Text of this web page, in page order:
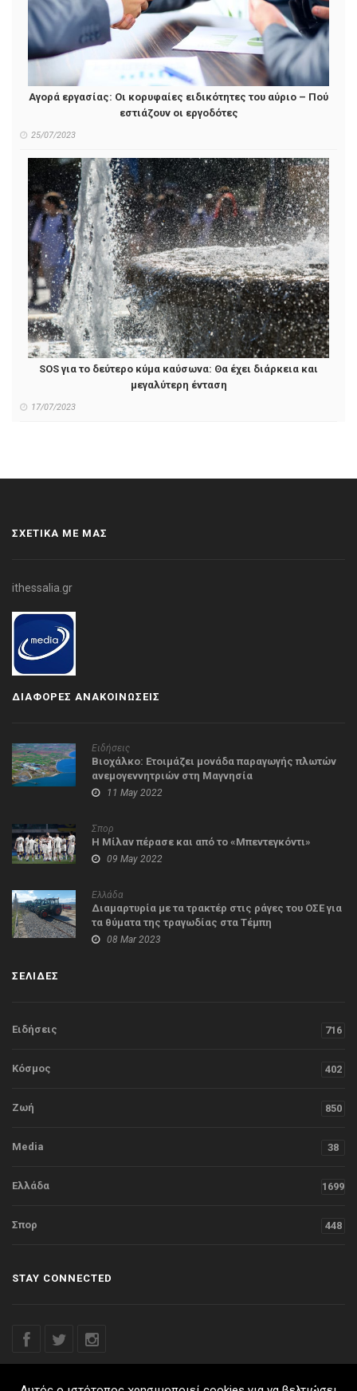
Αγορά εργασίας: Οι κορυφαίες ειδικότητες του αύριο – Πού
εστιάζουν οι εργοδότες
25/07/2023
SOS για το δεύτερο κύμα καύσωνα: Θα έχει διάρκεια και
μεγαλύτερη ένταση
17/07/2023
ΣΧΕΤΙΚΑ ΜΕ ΜΑΣ
ithessalia.gr
ΔΙΑΦΟΡΕΣ ΑΝΑΚΟΙΝΩΣΕΙΣ
Ειδήσεις
Βιοχάλκο: Ετοιμάζει μονάδα παραγωγής πλωτών
ανεμογεννητριών στη Μαγνησία
11 May 2022
Σπορ
Η Μίλαν πέρασε και από το «Μπεντεγκόντι»
09 May 2022
Ελλάδα
Διαμαρτυρία με τα τρακτέρ στις ράγες του ΟΣΕ για
τα θύματα της τραγωδίας στα Τέμπη
08 Mar 2023
ΣΕΛΙΔΕΣ
Ειδήσεις 716
Κόσμος 402
Ζωή 850
Media 38
Ελλάδα 1699
Σπορ 448
STAY CONNECTED